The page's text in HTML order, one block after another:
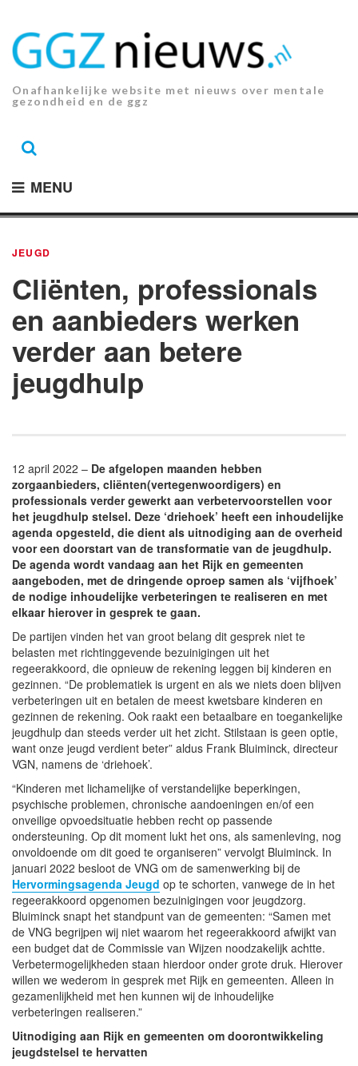
inhoud.
Onafhankelijke website met nieuws over mentale
gezondheid en de ggz
MENU
JEUGD
Cliënten, professionals
en aanbieders werken
verder aan betere
jeugdhulp
12 april 2022 – De afgelopen maanden hebben
zorgaanbieders, cliënten(vertegenwoordigers) en
professionals verder gewerkt aan verbetervoorstellen voor
het jeugdhulp stelsel. Deze ‘driehoek’ heeft een inhoudelijke
agenda opgesteld, die dient als uitnodiging aan de overheid
voor een doorstart van de transformatie van de jeugdhulp.
De agenda wordt vandaag aan het Rijk en gemeenten
aangeboden, met de dringende oproep samen als ‘vijfhoek’
de nodige inhoudelijke verbeteringen te realiseren en met
elkaar hierover in gesprek te gaan.
De partijen vinden het van groot belang dit gesprek niet te
belasten met richtinggevende bezuinigingen uit het
regeerakkoord, die opnieuw de rekening leggen bij kinderen en
gezinnen. “De problematiek is urgent en als we niets doen blijven
verbeteringen uit en betalen de meest kwetsbare kinderen en
gezinnen de rekening. Ook raakt een betaalbare en toegankelijke
jeugdhulp dan steeds verder uit het zicht. Stilstaan is geen optie,
want onze jeugd verdient beter” aldus Frank Bluiminck, directeur
VGN, namens de ‘driehoek’.
“Kinderen met lichamelijke of verstandelijke beperkingen,
psychische problemen, chronische aandoeningen en/of een
onveilige opvoedsituatie hebben recht op passende
ondersteuning. Op dit moment lukt het ons, als samenleving, nog
onvoldoende om dit goed te organiseren” vervolgt Bluiminck. In
januari 2022 besloot de VNG om de samenwerking bij de
Hervormingsagenda Jeugd op te schorten, vanwege de in het
regeerakkoord opgenomen bezuinigingen voor jeugdzorg.
Bluiminck snapt het standpunt van de gemeenten: “Samen met
de VNG begrijpen wij niet waarom het regeerakkoord afwijkt van
een budget dat de Commissie van Wijzen noodzakelijk achtte.
Verbetermogelijkheden staan hierdoor onder grote druk. Hierover
willen we wederom in gesprek met Rijk en gemeenten. Alleen in
gezamenlijkheid met hen kunnen wij de inhoudelijke
verbeteringen realiseren.”
Uitnodiging aan Rijk en gemeenten om doorontwikkeling
jeugdstelsel te hervatten